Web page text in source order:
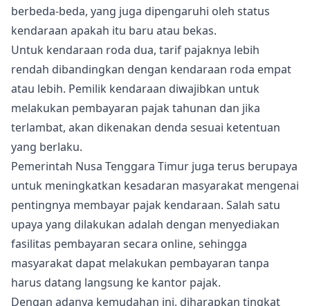
berbeda-beda, yang juga dipengaruhi oleh status
kendaraan apakah itu baru atau bekas.
Untuk kendaraan roda dua, tarif pajaknya lebih
rendah dibandingkan dengan kendaraan roda empat
atau lebih. Pemilik kendaraan diwajibkan untuk
melakukan pembayaran pajak tahunan dan jika
terlambat, akan dikenakan denda sesuai ketentuan
yang berlaku.
Pemerintah Nusa Tenggara Timur juga terus berupaya
untuk meningkatkan kesadaran masyarakat mengenai
pentingnya membayar pajak kendaraan. Salah satu
upaya yang dilakukan adalah dengan menyediakan
fasilitas pembayaran secara online, sehingga
masyarakat dapat melakukan pembayaran tanpa
harus datang langsung ke kantor pajak.
Dengan adanya kemudahan ini, diharapkan tingkat